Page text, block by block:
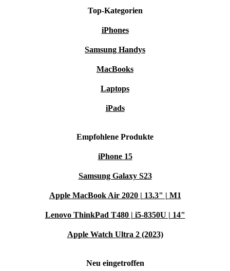
Top-Kategorien
iPhones
Samsung Handys
MacBooks
Laptops
iPads
Empfohlene Produkte
iPhone 15
Samsung Galaxy S23
Apple MacBook Air 2020 | 13.3" | M1
Lenovo ThinkPad T480 | i5-8350U | 14"
Apple Watch Ultra 2 (2023)
Neu eingetroffen